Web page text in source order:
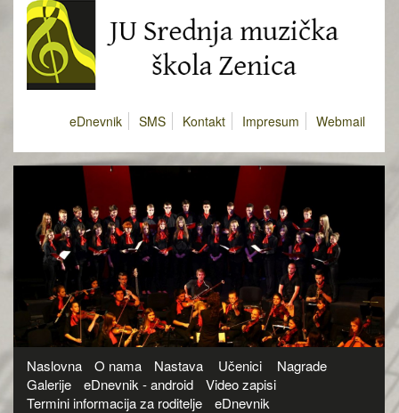
eDnevnik SMS Kontakt Impresum Webmail
Naslovna O nama Nastava Učenici
Nagrade
Galerije
eDnevnik - android
Video zapisi
Termini informacija za roditelje
eDnevnik